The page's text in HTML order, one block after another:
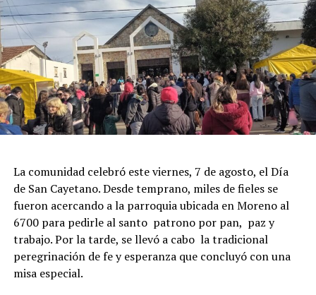
La comunidad celebró este viernes, 7 de agosto, el Día
de San Cayetano. Desde temprano, miles de fieles se
fueron acercando a la parroquia ubicada en Moreno al
6700 para pedirle al santo patrono por pan, paz y
trabajo. Por la tarde, se llevó a cabo la tradicional
peregrinación de fe y esperanza que concluyó con una
misa especial.